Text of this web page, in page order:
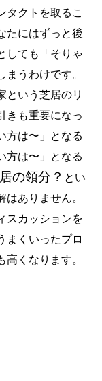
タクトを取るこ
たにはずっと後
しても「そりゃ
うわけです。
という芝居のリ
きも重要になっ
方は〜」となる
方は〜」となる
の領分？ とい
ありません。
スカッションを
まくいったプロ
くなります。